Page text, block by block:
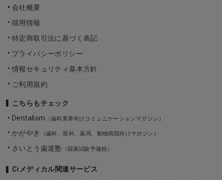
会社概要
採用情報
特定商取引法に基づく表記
プライバシーポリシー
情報セキュリティ基本方針
ご利用規約
こちらもチェック
Dentalism
（歯科業界向けコミュニケーションマガジン）
かがやき （歯科、医科、薬局、動物病院向けマガジン）
さいとう歯道塾 （国家試験予備校）
Ciメディカル関連サービス